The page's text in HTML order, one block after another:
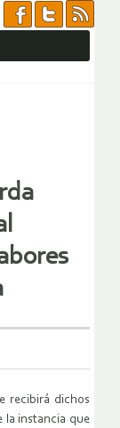
recibirá dichos
la instancia que